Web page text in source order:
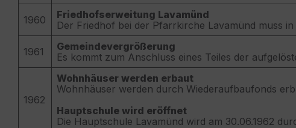
1960
Friedhofserweitung Lavamünd
Der Friedhof bei der Pfarrkirche Lavamünd muss
1961
Gemeindevergrößerung
Es kommt zum Anschluss eines Teiles der
1962
Wohnhäuser werden erbaut
Wohnhäuser werden durch Wiederaufbaufonds
Hauptschule wird eröffnet
Die Hauptschule Lavamünd wird am 30.06.1962